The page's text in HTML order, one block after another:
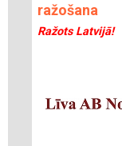
ražošana
Ražots Latvijā!